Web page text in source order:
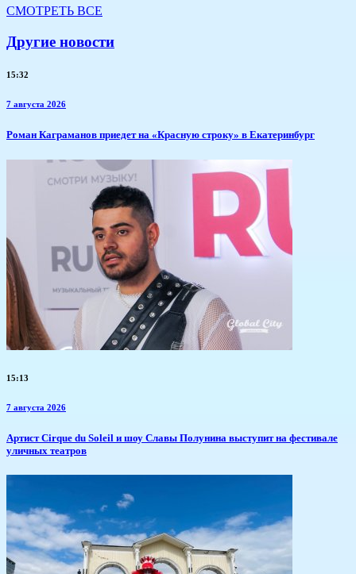
СМОТРЕТЬ ВСЕ
Другие новости
15:32
7 августа 2026
​Роман Каграманов приедет на «Красную строку» в Екатеринбург
15:13
7 августа 2026
Артист Cirque du Soleil и шоу Славы Полунина выступит на фестивале
уличных театров